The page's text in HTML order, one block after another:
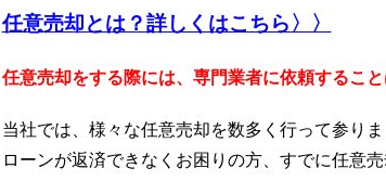
任意売却とは？詳しくはこちら〉〉
任意売却をする際には、専門業者に依頼するこ
当社では、様々な任意売却を数多く行って参りま
ローンが返済できなくお困りの方、すでに任意